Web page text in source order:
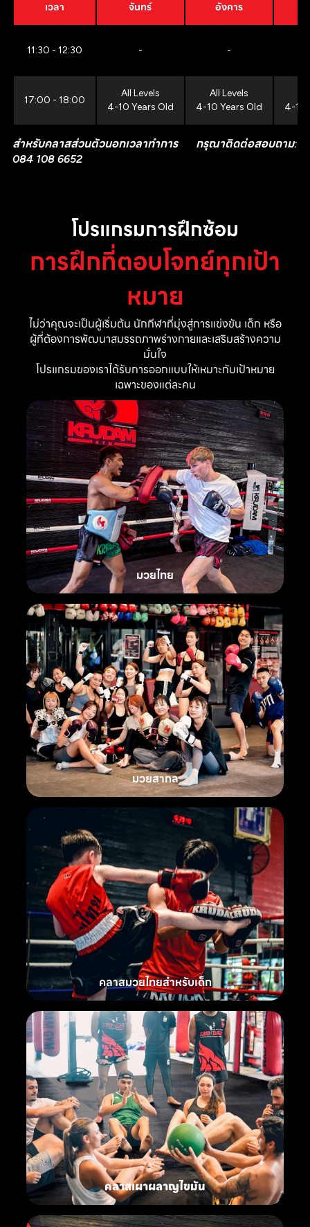
เวลา จันทร์ อังคาร
11:30 - 12:30 - -
17:00 - 18:00
All Levels
4-10 Years Old
All Levels
4-10 Years Old
4-10
สำหรับคลาสส่วนตัวนอกเวลาทำการ กรุณาติดต่อสอบถาม:
084 108 6652
โปรแกรมการฝึกซ้อม
การฝึกที่ตอบโจทย์ทุกเป้า
หมาย
ไม่ว่าคุณจะเป็นผู้เริ่มต้น นักกีฬาที่มุ่งสู่การแข่งขัน เด็ก หรือ
ผู้ที่ต้องการพัฒนาสมรรถภาพร่างกายและเสริมสร้างความ
มั่นใจ
โปรแกรมของเราได้รับการออกแบบให้เหมาะกับเป้าหมาย
เฉพาะของแต่ละคน
มวยไทย
มวยสากล
คลาสมวยไทยสำหรับเด็ก
คลาสเผาผลาญไขมัน